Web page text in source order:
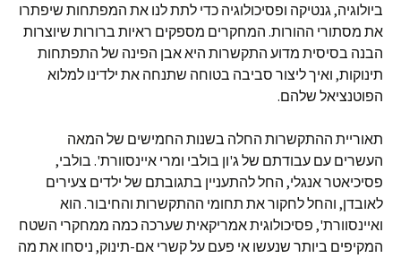
ביולוגיה, גנטיקה ופסיכולוגיה כדי לתת לנו את המפתחות שיפתרו
את מסתורי ההורות. המחקרים מספקים ראיות ברורות שיוצרות
הבנה בסיסית מדוע התקשרות היא אבן הפינה של התפתחות
תינוקות, ואיך ליצור סביבה בטוחה שתנחה את ילדינו למלוא
הפוטנציאל שלהם.
תאוריית ההתקשרות החלה בשנות החמישים של המאה
העשרים עם עבודתם של ג'ון בולבי ומרי איינסוורת'. בולבי,
פסיכיאטר אנגלי, החל להתעניין בתגובתם של ילדים צעירים
לאובדן, והחל לחקור את תחומי ההתקשרות והחיבור. הוא
ואיינסוורת', פסיכולוגית אמריקאית שערכה כמה ממחקרי השטח
המקיפים ביותר שנעשו אי פעם על קשרי אם-תינוק, ניסחו את מה